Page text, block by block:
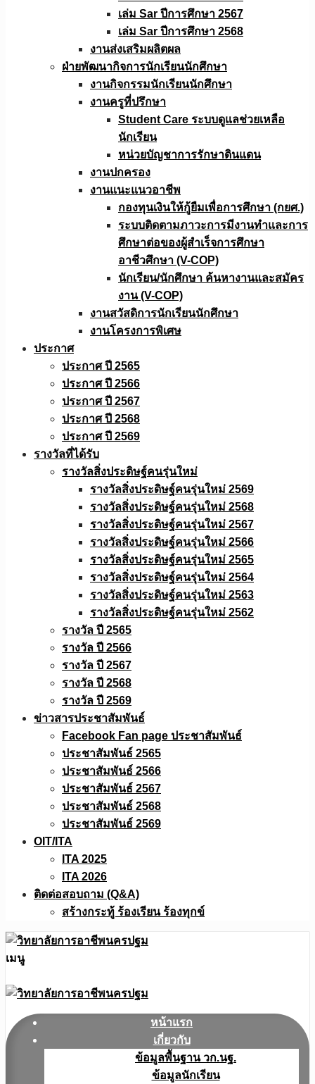
เล่ม Sar ปีการศึกษา 2567
เล่ม Sar ปีการศึกษา 2568
งานส่งเสริมผลิตผล
ฝ่ายพัฒนากิจการนักเรียนนักศึกษา
งานกิจกรรมนักเรียนนักศึกษา
งานครูที่ปรึกษา
Student Care ระบบดูแลช่วยเหลือ
นักเรียน
หน่วยบัญชาการรักษาดินแดน
งานปกครอง
งานแนะแนวอาชีพ
กองทุนเงินให้กู้ยืมเพื่อการศึกษา (กยศ.)
ระบบติดตามภาวะการมีงานทำและการ
ศึกษาต่อของผู้สำเร็จการศึกษา
อาชีวศึกษา (V-COP)
นักเรียน/นักศึกษา ค้นหางานและสมัคร
งาน (V-COP)
งานสวัสดิการนักเรียนนักศึกษา
งานโครงการพิเศษ
ประกาศ
ประกาศ ปี 2565
ประกาศ ปี 2566
ประกาศ ปี 2567
ประกาศ ปี 2568
ประกาศ ปี 2569
รางวัลที่ได้รับ
รางวัลสิ่งประดิษฐ์คนรุ่นใหม่
รางวัลสิ่งประดิษฐ์คนรุ่นใหม่ 2569
รางวัลสิ่งประดิษฐ์คนรุ่นใหม่ 2568
รางวัลสิ่งประดิษฐ์คนรุ่นใหม่ 2567
รางวัลสิ่งประดิษฐ์คนรุ่นใหม่ 2566
รางวัลสิ่งประดิษฐ์คนรุ่นใหม่ 2565
รางวัลสิ่งประดิษฐ์คนรุ่นใหม่ 2564
รางวัลสิ่งประดิษฐ์คนรุ่นใหม่ 2563
รางวัลสิ่งประดิษฐ์คนรุ่นใหม่ 2562
รางวัล ปี 2565
รางวัล ปี 2566
รางวัล ปี 2567
รางวัล ปี 2568
รางวัล ปี 2569
ข่าวสารประชาสัมพันธ์
Facebook Fan page ประชาสัมพันธ์
ประชาสัมพันธ์ 2565
ประชาสัมพันธ์ 2566
ประชาสัมพันธ์ 2567
ประชาสัมพันธ์ 2568
ประชาสัมพันธ์ 2569
OIT/ITA
ITA 2025
ITA 2026
ติดต่อสอบถาม (Q&A)
สร้างกระทู้ ร้องเรียน ร้องทุกข์
เมนู
หน้าแรก
เกี่ยวกับ
ข้อมูลพื้นฐาน วก.นฐ.
ข้อมูลนักเรียน